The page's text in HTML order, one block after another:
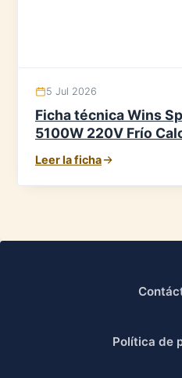
5 Jul 2026
Ficha técnica Wins
5100W 220V Frío
Leer la ficha
Política de